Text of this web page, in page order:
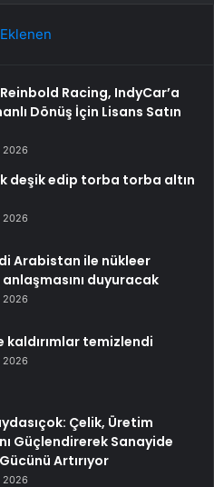
Racing, IndyCar’a
Dönüş İçin Lisans Satın
2026
deşik edip torba torba altın
2026
Arabistan ile nükleer
duyuracak
2026
kaldırımlar temizlendi
2026
Çelik, Üretim
Güçlendirerek Sanayide
Artırıyor
2026